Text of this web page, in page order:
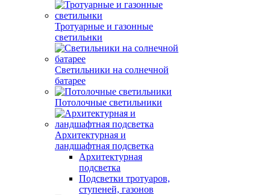
Тротуарные и газонные
светильнки
Светильники на солнечной
батарее
Потолочные светильники
Архитектурная и
ландшафтная подсветка
Архитектурная
подсветка
Подсветки тротуаров,
ступеней, газонов